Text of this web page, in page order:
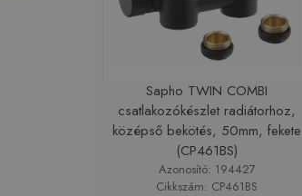
Sapho TWIN COMBI
csatlakozókészlet radiátorhoz,
középső bekötés, 50mm, fekete
(CP461BS)
Azonosító: 194427
Cikkszám: CP461BS